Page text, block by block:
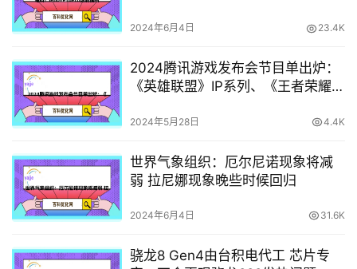
2024年6月4日 23.4K
2024腾讯游戏发布会节目单出炉：
《英雄联盟》IP系列、《王者荣耀》
2024年5月28日 4.4K
世界气象组织：厄尔尼诺现象将减
弱 拉尼娜现象晚些时候回归
2024年6月4日 31.6K
骁龙8 Gen4由台积电代工 芯片专